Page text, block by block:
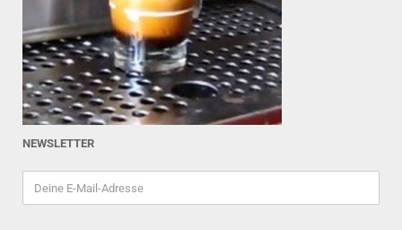
NEWSLETTER